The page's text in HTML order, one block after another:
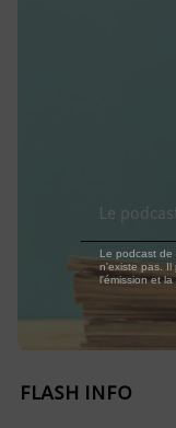
FLASH INFO
Le
Le podcast de
n'existe pas. Il
l'émission et